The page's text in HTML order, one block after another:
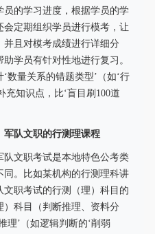
的学习进度，根据学员的学
定期组织学员进行模考，让
且对模考成绩进行详细分
学员有针对性地进行复习。
数量关系的错题类型’（如‘行
充知识点，比‘盲目刷100道
军队文职的行测理课程
文职考试是本地特色公考类
。比如某机构的行测理科讲
职考试的行测（理）科目的
科目（判断推理、资料分
理’（如逻辑判断的‘削弱